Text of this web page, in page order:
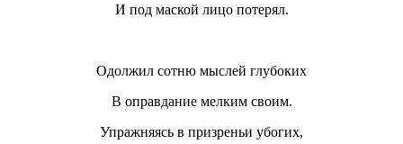
И под маской лицо потерял.
Одолжил сотню мыслей глубоких
В оправдание мелким своим.
Упражняясь в призреньи убогих,